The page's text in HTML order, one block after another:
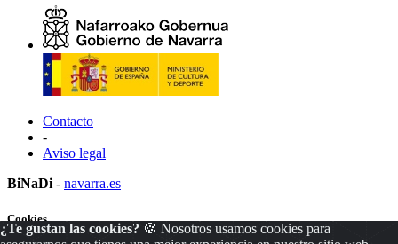
Contacto
-
Aviso legal
BiNaDi - navarra.es
¿Te gustan las cookies? 🍪 Nosotros usamos cookies para
Cookies